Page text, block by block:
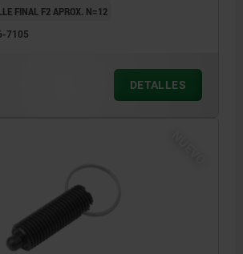
FINAL F2 APROX. N=12
7105
DETALLES